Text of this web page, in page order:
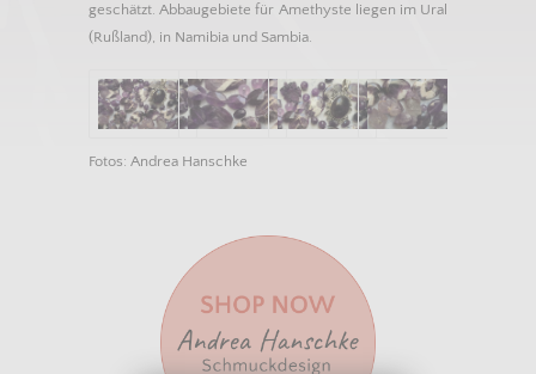
geschätzt. Abbaugebiete für Amethyste liegen im Ural
(Rußland), in Namibia und Sambia.
Fotos: Andrea Hanschke